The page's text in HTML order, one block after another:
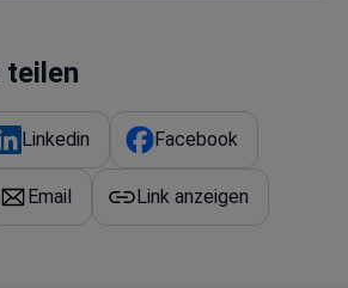
teilen
Linkedin Facebook
Email Link anzeigen